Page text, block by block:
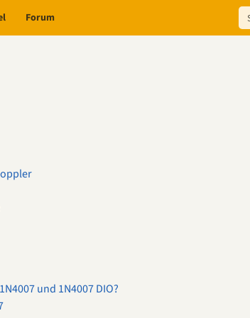
Forum
und 1N4007 DIO?